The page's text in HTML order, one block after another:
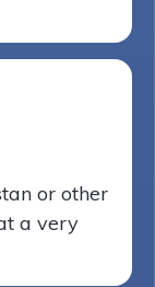
or other
a very